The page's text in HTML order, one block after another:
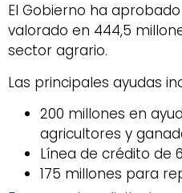
El Gobierno ha
valorado en 444,5
sector agrario.
Las principales ayudas
200 millones en
agricultores y
Línea de crédito de
175 millones para